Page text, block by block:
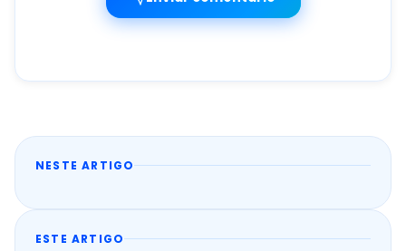
NESTE ARTIGO
ESTE ARTIGO